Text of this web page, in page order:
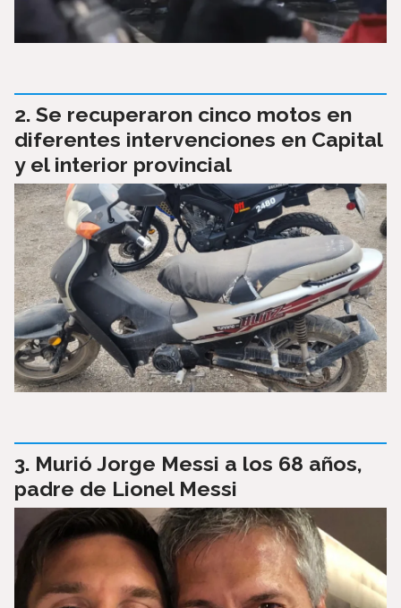
Se recuperaron cinco motos en
diferentes intervenciones en Capital
y el interior provincial
Murió Jorge Messi a los 68 años,
padre de Lionel Messi